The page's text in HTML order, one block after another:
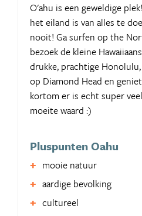
O'ahu is een geweldige
het eiland is van alles te
nooit! Ga surfen op the
bezoek de kleine
drukke, prachtige
op Diamond Head en
kortom er is echt super
moeite waard :)
Pluspunten Oahu
mooie natuur
aardige bevolking
cultureel